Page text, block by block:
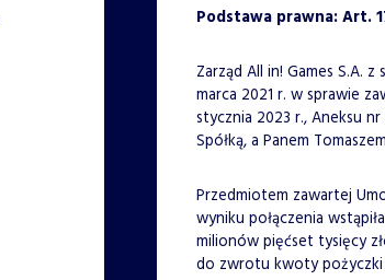
Podstawa prawna: Art.
Zarząd All in! Games S.A.
marca 2021 r. w sprawie
stycznia 2023 r., Aneksu
Spółką, a Panem
Przedmiotem zawartej
wyniku połączenia
milionów pięćset tysięcy
do zwrotu kwoty pożyczki